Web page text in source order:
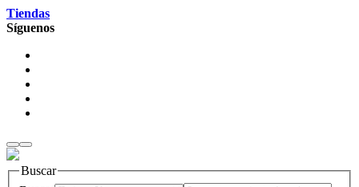
Tiendas
Síguenos
Buscar